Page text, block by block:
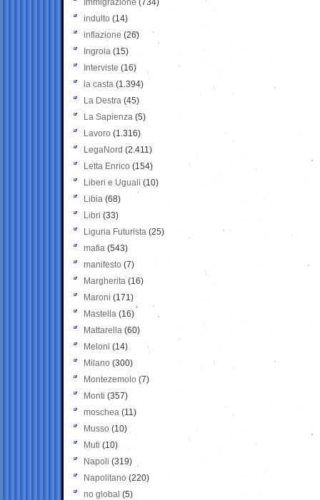
Immigrazione (734)
indulto (14)
inflazione (26)
Ingroia (15)
Interviste (16)
la casta (1.394)
La Destra (45)
La Sapienza (5)
Lavoro (1.316)
LegaNord (2.411)
Letta Enrico (154)
Liberi e Uguali (10)
Libia (68)
Libri (33)
Liguria Futurista (25)
mafia (543)
manifesto (7)
Margherita (16)
Maroni (171)
Mastella (16)
Mattarella (60)
Meloni (14)
Milano (300)
Montezemolo (7)
Monti (357)
moschea (11)
Musso (10)
Muti (10)
Napoli (319)
Napolitano (220)
no global (5)